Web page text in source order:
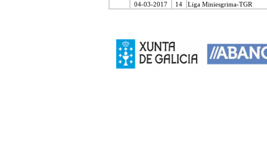
04-03-2017
14 Liga Miniesgrima-TGR